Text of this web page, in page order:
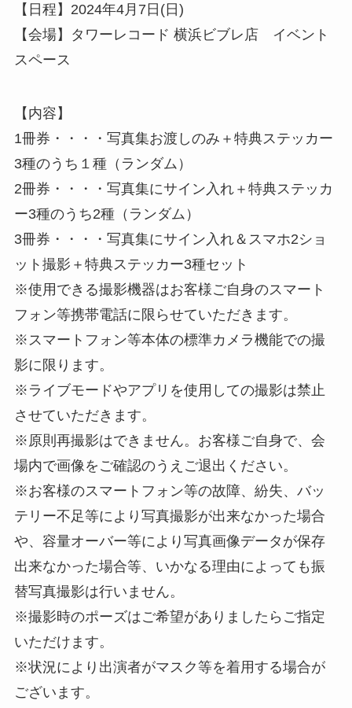
【日程】2024年4月7日(日)
【会場】タワーレコード 横浜ビブレ店 イベント
スペース
【内容】
1冊券・・・・写真集お渡しのみ＋特典ステッカー
3種のうち１種（ランダム）
2冊券・・・・写真集にサイン入れ＋特典ステッカ
ー3種のうち2種（ランダム）
3冊券・・・・写真集にサイン入れ＆スマホ2ショ
ット撮影＋特典ステッカー3種セット
※使用できる撮影機器はお客様ご自身のスマート
フォン等携帯電話に限らせていただきます。
※スマートフォン等本体の標準カメラ機能での撮
影に限ります。
※ライブモードやアプリを使用しての撮影は禁止
させていただきます。
※原則再撮影はできません。お客様ご自身で、会
場内で画像をご確認のうえご退出ください。
※お客様のスマートフォン等の故障、紛失、バッ
テリー不足等により写真撮影が出来なかった場合
や、容量オーバー等により写真画像データが保存
出来なかった場合等、いかなる理由によっても振
替写真撮影は行いません。
※撮影時のポーズはご希望がありましたらご指定
いただけます。
※状況により出演者がマスク等を着用する場合が
ございます。